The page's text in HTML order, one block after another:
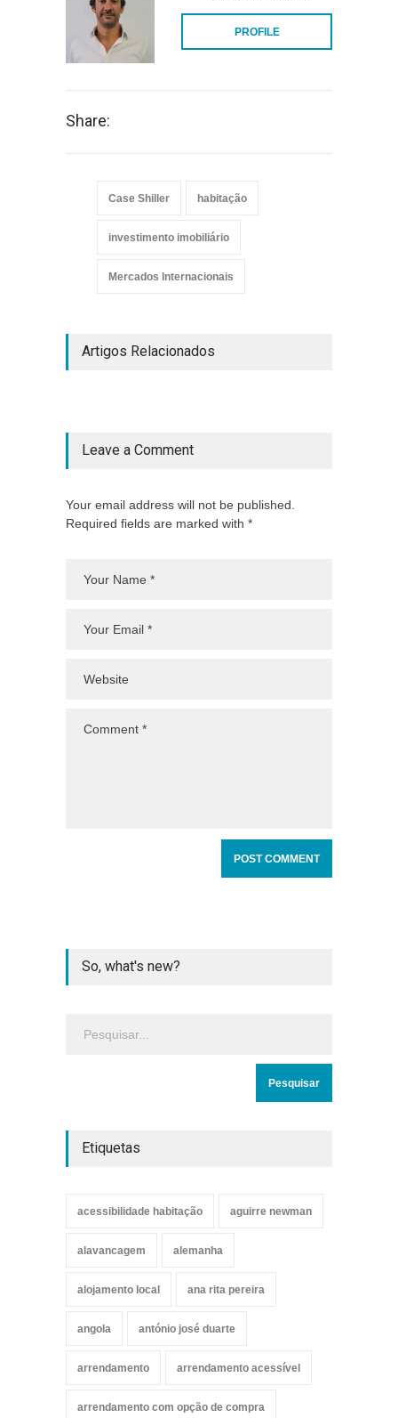
PROFILE
Share:
Case Shiller habitação
investimento imobiliário
Mercados Internacionais
Artigos Relacionados
Leave a Comment
Your email address will not be published.
Required fields are marked with *
So, what's new?
Etiquetas
acessibilidade habitação aguirre newman
alavancagem alemanha
alojamento local ana rita pereira
angola antónio josé duarte
arrendamento arrendamento acessível
arrendamento com opção de compra